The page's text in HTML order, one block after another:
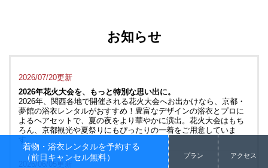
着物・浴衣レンタルを予約する
（前日キャンセル無料）
プラン アクセス
お知らせ
2026/07/20更新
2026年花火大会を、もっと特別な思い出に。
2026年、関西各地で開催される花火大会へお出かけなら、京都・
夢館の浴衣レンタルがおすすめ！豊富なデザインの浴衣とプロに
よるヘアセットで、夏の夜をより華やかに演出。花火大会はもち
ろん、京都観光や夏祭りにもぴったりの一着をご用意していま
2026/06/05更新